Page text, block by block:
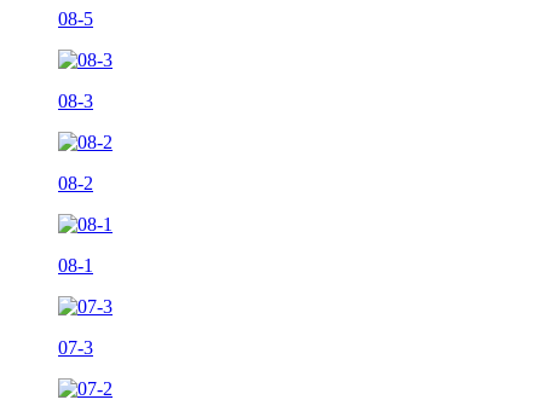
08-5
08-3
08-2
08-1
07-3